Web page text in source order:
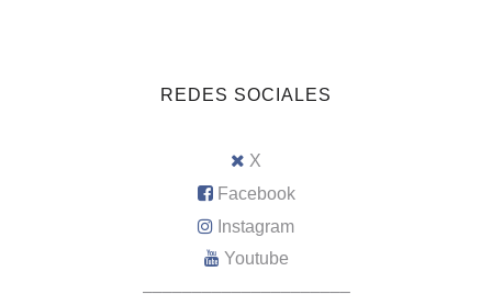
REDES SOCIALES
X
Facebook
Instagram
Youtube